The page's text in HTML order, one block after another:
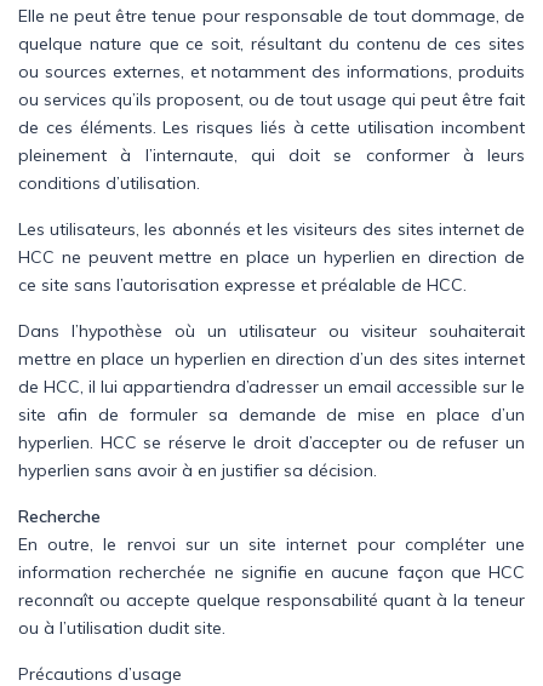
Elle ne peut être tenue pour responsable de tout dommage, de
quelque nature que ce soit, résultant du contenu de ces sites
ou sources externes, et notamment des informations, produits
ou services qu’ils proposent, ou de tout usage qui peut être fait
de ces éléments. Les risques liés à cette utilisation incombent
pleinement à l’internaute, qui doit se conformer à leurs
conditions d’utilisation.
Les utilisateurs, les abonnés et les visiteurs des sites internet de
HCC ne peuvent mettre en place un hyperlien en direction de
ce site sans l’autorisation expresse et préalable de HCC.
Dans l’hypothèse où un utilisateur ou visiteur souhaiterait
mettre en place un hyperlien en direction d’un des sites internet
de HCC, il lui appartiendra d’adresser un email accessible sur le
site afin de formuler sa demande de mise en place d’un
hyperlien. HCC se réserve le droit d’accepter ou de refuser un
hyperlien sans avoir à en justifier sa décision.
Recherche
En outre, le renvoi sur un site internet pour compléter une
information recherchée ne signifie en aucune façon que HCC
reconnaît ou accepte quelque responsabilité quant à la teneur
ou à l’utilisation dudit site.
Précautions d’usage